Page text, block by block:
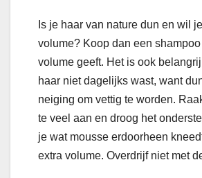
Is je haar van nature dun en wil
volume? Koop dan een
volume geeft. Het is ook
haar niet dagelijks wast, want
neiging om vettig te worden.
te veel aan en droog het
je wat mousse erdoorheen
extra volume. Overdrijf niet met